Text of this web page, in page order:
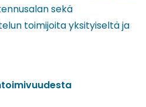
sekä
toimijoita yksityiseltä ja